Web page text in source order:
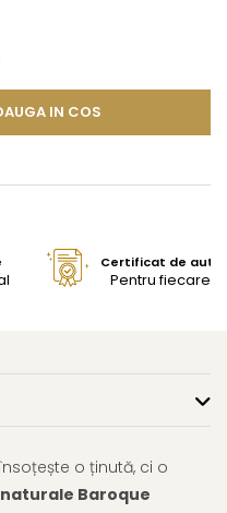
IN COS
Certificat de
Pentru fiecare
o ținută, ci o
Baroque